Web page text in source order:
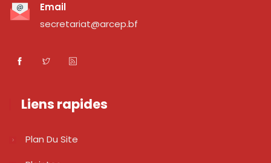
Email
secretariat@arcep.bf
Liens rapides
Plan Du Site